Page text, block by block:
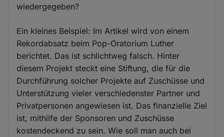
wiedergegeben?
Ein kleines Beispiel: Im Artikel wird von einem
Rekordabsatz beim Pop-Oratorium Luther
berichtet. Das ist schlichtweg falsch. Hinter
diesem Projekt steckt eine Stiftung, die für die
Durchführung solcher Projekte auf Zuschüsse und
Unterstützung vieler verschiedenster Partner und
Privatpersonen angewiesen ist. Das finanzielle Ziel
ist, mithilfe der Sponsoren und Zuschüsse
kostendeckend zu sein. Wie soll man auch bei